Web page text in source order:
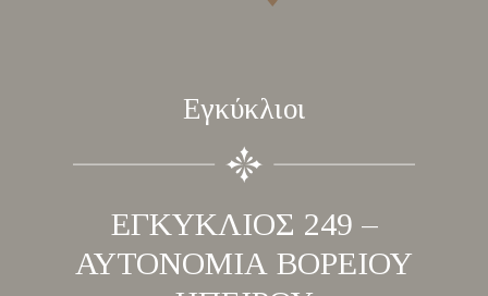
Εγκύκλιοι
ΕΓΚΥΚΛΙΟΣ 249 –
ΑΥΤΟΝΟΜΙΑ ΒΟΡΕΙΟΥ